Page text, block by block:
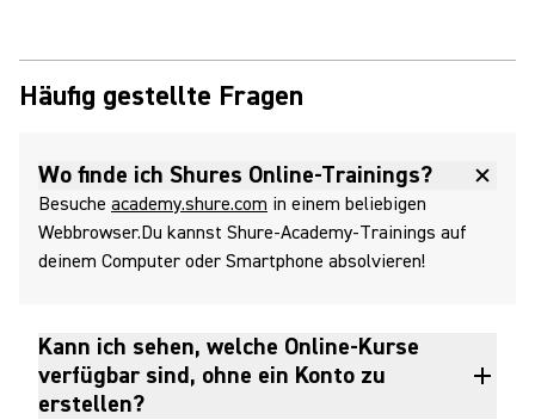
Häufig gestellte Fragen
Wo finde ich Shures Online‑Trainings?
Besuche academy.shure.com in einem beliebigen
Webbrowser.Du kannst Shure‑Academy‑Trainings auf
deinem Computer oder Smartphone absolvieren!
Kann ich sehen, welche Online‑Kurse
verfügbar sind, ohne ein Konto zu
erstellen?